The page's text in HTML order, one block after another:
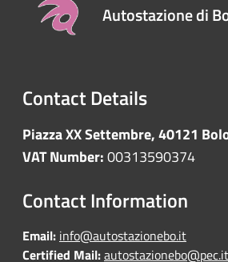
Autostazione di
Contact Details
Piazza XX Settembre, 40121
VAT Number:00313590374
Contact Information
Email: info@autostazionebo.it
Certified Mail:autostazionebo@pec.it